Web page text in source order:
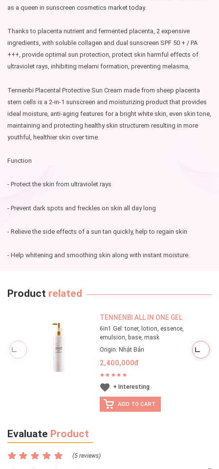
as a queen in sunscreen cosmetics market today.
Thanks to placenta nutrient and fermented placenta, 2 expensive
ingredients, with soluble collagen and dual sunscreen SPF 50 + / PA
+++, provide optimal sun protection, protect skin harmful effects of
ultraviolet rays, inhibiting melami formation, preventing melasma,
Tennenbi Placental Protective Sun Cream made from sheep placenta
stem cells is a 2-in-1 sunscreen and moisturizing product that provides
ideal moisture, anti-aging features for a bright white skin, even skin tone,
maintaining and protecting healthy skin structurem resulting in more
youthful, healthier skin over time.
Function
- Protect the skin from ultraviolet rays
- Prevent dark spots and freckles on skin all day long
- Relieve the side effects of a sun tan quickly, help to regain skin
- Help whitening and smoothing skin along with instant moisture.
Product related
TENNENBI ALL IN ONE GEL
6in1 Gel: toner, lotion, essence,
emulsion, base, mask
Origin: Nhật Bản
2,400,000đ
+ Interesting
ADD TO CART
Evaluate Product
(5 reviews)